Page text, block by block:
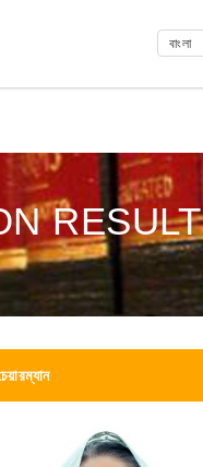
বাংলা
RESULT